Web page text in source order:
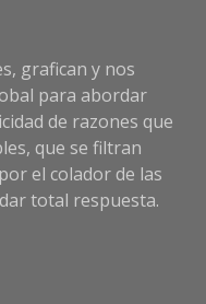
grafican y nos
para abordar
de razones que
que se filtran
el colador de las
total respuesta.